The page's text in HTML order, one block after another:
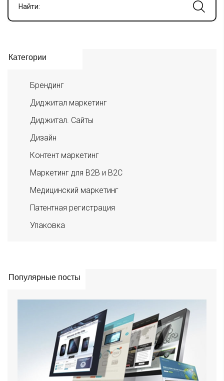
Найти:
Категории
Брендинг
Диджитал маркетинг
Диджитал. Сайты
Дизайн
Контент маркетинг
Маркетинг для B2B и B2C
Медицинский маркетинг
Патентная регистрация
Упаковка
Популярные посты